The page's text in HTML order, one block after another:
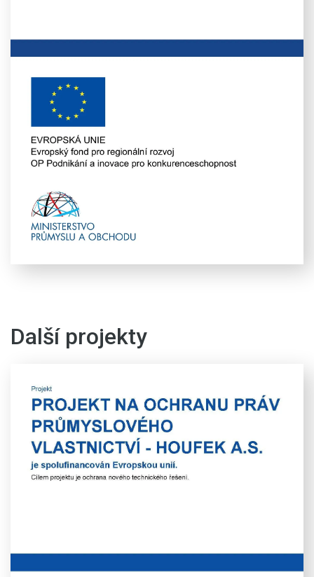
Další projekty